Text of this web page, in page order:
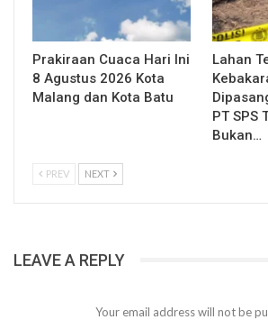
Prakiraan Cuaca Hari Ini
8 Agustus 2026 Kota
Malang dan Kota Batu
Lahan
PT SPS
Bukan…
PREV NEXT
LEAVE A REPLY
Your email address will not be